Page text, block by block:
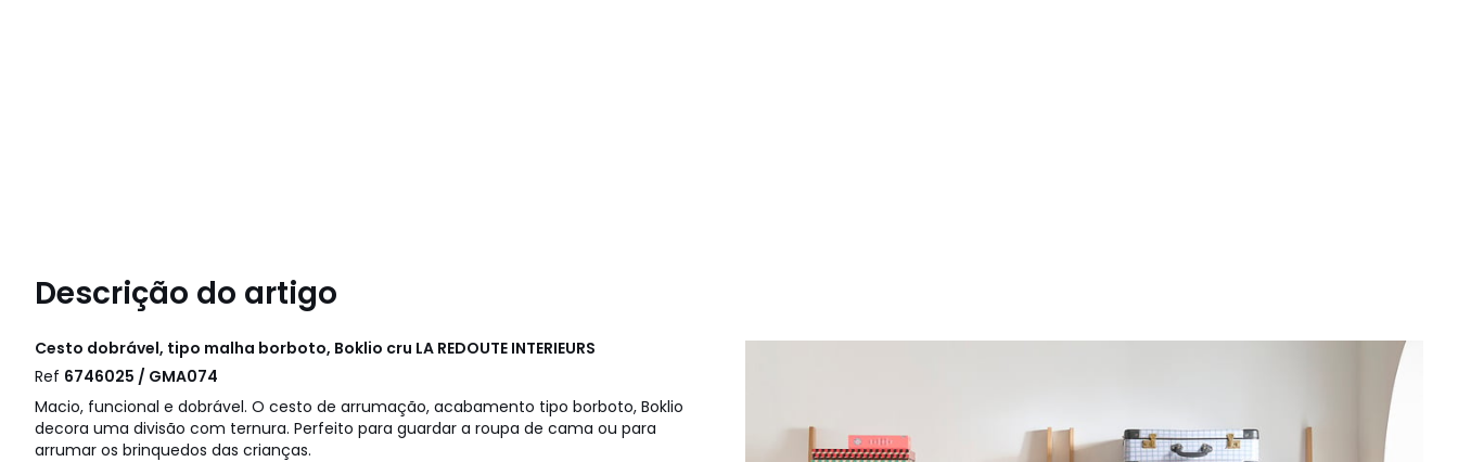
Descrição do artigo
Cesto dobrável, tipo malha borboto, Boklio cru LA REDOUTE INTERIEURS
Ref 6746025 / GMA074
Macio, funcional e dobrável. O cesto de arrumação, acabamento tipo borboto, Boklio
decora uma divisão com ternura. Perfeito para guardar a roupa de cama ou para
arrumar os brinquedos das crianças.